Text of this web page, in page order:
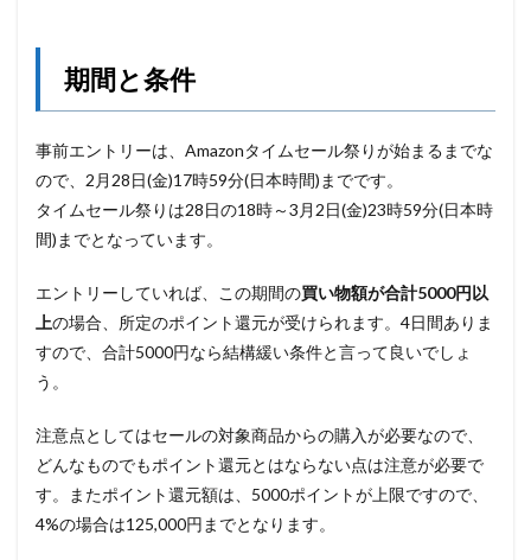
期間と条件
事前エントリーは、Amazonタイムセール祭りが始まるまでな
ので、2月28日(金)17時59分(日本時間)までです。
タイムセール祭りは28日の18時～3月2日(金)23時59分(日本時
間)までとなっています。
エントリーしていれば、この期間の買い物額が合計5000円以
上の場合、所定のポイント還元が受けられます。4日間ありま
すので、合計5000円なら結構緩い条件と言って良いでしょ
う。
注意点としてはセールの対象商品からの購入が必要なので、
どんなものでもポイント還元とはならない点は注意が必要で
す。またポイント還元額は、5000ポイントが上限ですので、
4%の場合は125,000円までとなります。